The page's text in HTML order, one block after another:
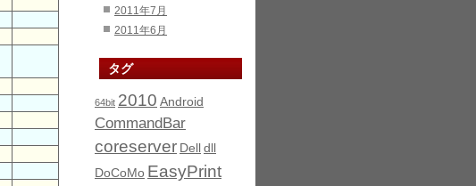
2011年7月
2011年6月
タグ
64bit 2010 Android
CommandBar
coreserver Delldll
DoCoMo EasyPrint